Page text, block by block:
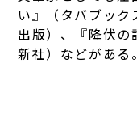
い』（タバブッ
出版）、『降伏
新社）などがある。